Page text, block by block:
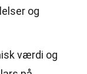
og
værdi og